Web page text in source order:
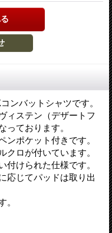
ンバットシャツです。
ィステン（デザートフ
っております。
ンポケット付きです。
クロが付いています。
付けられた仕様です。
応じてパッドは取り出
。